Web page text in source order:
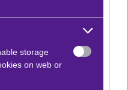
storage
on web or